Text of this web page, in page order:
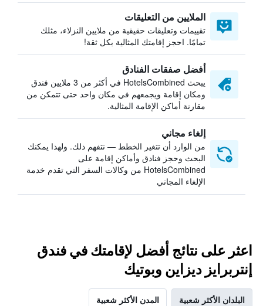
الملايين من التعليقات
تقييمات وتعليقات حقيقية من ملايين النزلاء، مثلك
تمامًا. احجز إقامتك المثالية بكل ثقة!
أفضل صفقات الفنادق
يبحث HotelsCombined في أكثر من 3 ملايين فندق
ومكان إقامة ويجمعهم في مكان واحد حتى تتمكن من
مقارنة أماكن الإقامة المثالية.
إلغاء مجاني
من الوارد أن تتغير الخطط — نتفهم ذلك. ولهذا يمكنك
البحث وحجز فنادق وأماكن إقامة على
HotelsCombined من وكالات السفر التي تقدم خدمة
الإلغاء المجاني
اعثر على نتائج أفضل لإقامتك في فندق
إنتربرايز ديزاين وبوتيك
البلدان الأكثر شعبية المدن الأكثر شعبية